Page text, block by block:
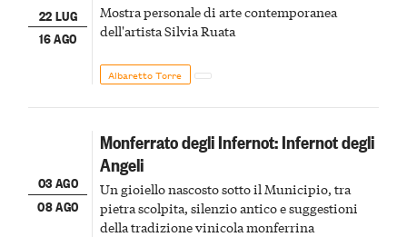
22 LUG
16 AGO
Mostra personale di arte contemporanea
dell'artista Silvia Ruata
Albaretto Torre
03 AGO
08 AGO
Monferrato degli Infernot: Infernot degli
Angeli
Un gioiello nascosto sotto il Municipio, tra
pietra scolpita, silenzio antico e suggestioni
della tradizione vinicola monferrina